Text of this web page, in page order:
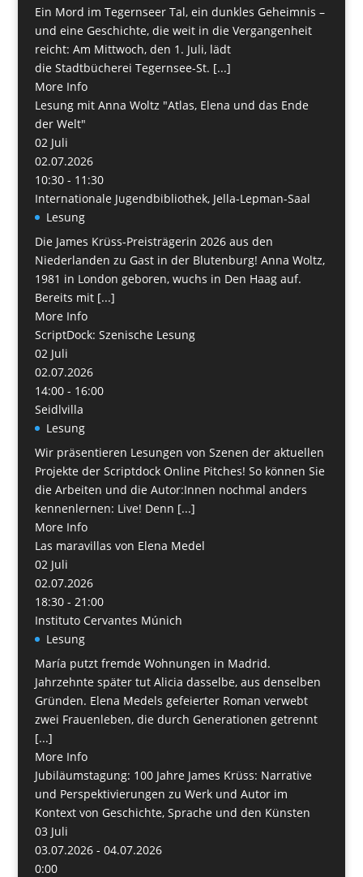
Ein Mord im Tegernseer Tal, ein dunkles Geheimnis –
und eine Geschichte, die weit in die Vergangenheit
reicht: Am Mittwoch, den 1. Juli, lädt
die Stadtbücherei Tegernsee-St. [...]
More Info
Lesung mit Anna Woltz "Atlas, Elena und das Ende
der Welt"
02 Juli
02.07.2026
10:30 - 11:30
Internationale Jugendbibliothek, Jella-Lepman-Saal
Lesung
Die James Krüss-Preisträgerin 2026 aus den
Niederlanden zu Gast in der Blutenburg! Anna Woltz,
1981 in London geboren, wuchs in Den Haag auf.
Bereits mit [...]
More Info
ScriptDock: Szenische Lesung
02 Juli
02.07.2026
14:00 - 16:00
Seidlvilla
Lesung
Wir präsentieren Lesungen von Szenen der aktuellen
Projekte der Scriptdock Online Pitches! So können Sie
die Arbeiten und die Autor:Innen nochmal anders
kennenlernen: Live! Denn [...]
More Info
Las maravillas von Elena Medel
02 Juli
02.07.2026
18:30 - 21:00
Instituto Cervantes Múnich
Lesung
María putzt fremde Wohnungen in Madrid.
Jahrzehnte später tut Alicia dasselbe, aus denselben
Gründen. Elena Medels gefeierter Roman verwebt
zwei Frauenleben, die durch Generationen getrennt
[...]
More Info
Jubiläumstagung: 100 Jahre James Krüss: Narrative
und Perspektivierungen zu Werk und Autor im
Kontext von Geschichte, Sprache und den Künsten
03 Juli
03.07.2026 - 04.07.2026
0:00